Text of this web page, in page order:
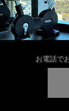
お電話で